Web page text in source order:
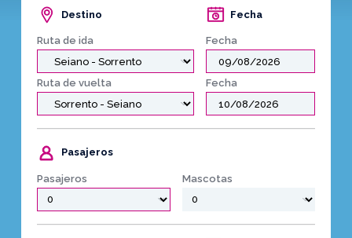
Destino
Ruta de ida
Fecha
Fecha
Ruta de vuelta Fecha
Pasajeros
Pasajeros Mascotas